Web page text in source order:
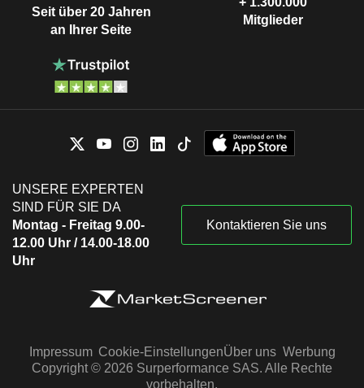
Seit über 20 Jahren
an Ihrer Seite
Mitglieder
UNSERE EXPERTEN
SIND FÜR SIE DA
Montag - Freitag 9.00-
12.00 Uhr / 14.00-18.00
Uhr
Kontaktieren Sie uns
Impressum Cookie-EinstellungenÜber uns Werbung
Copyright © 2026 Surperformance SAS. Alle Rechte
vorbehalten.